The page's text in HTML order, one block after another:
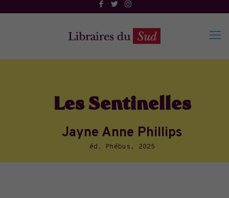
Les Sentinelles
Jayne Anne Phillips
éd. Phébus, 2025